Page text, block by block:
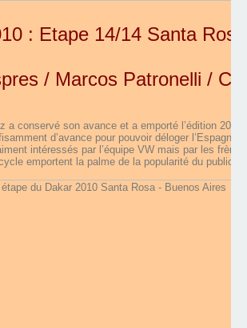
: Etape 14/14 Santa
/ Marcos Patronelli /
a conservé son avance et a emporté l’édition
d’avance pour pouvoir déloger
intéressés par l’équipe VW mais par les
emportent la palme de la popularité du public.